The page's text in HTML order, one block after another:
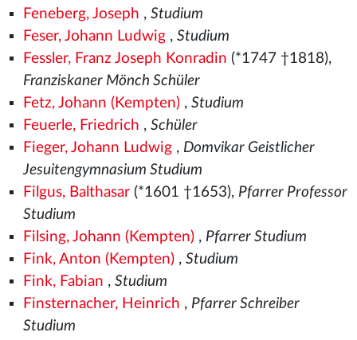
Feneberg, Joseph , Studium
Feser, Johann Ludwig, Studium
Fessler, Franz Joseph Konradin (*1747 †1818),
Franziskaner Mönch Schüler
Fetz, Johann (Kempten), Studium
Feuerle, Friedrich , Schüler
Fieger, Johann Ludwig, Domvikar Geistlicher
Jesuitengymnasium Studium
Filgus, Balthasar(*1601 †1653), Pfarrer Professor
Studium
Filsing, Johann (Kempten), Pfarrer Studium
Fink, Anton (Kempten), Studium
Fink, Fabian , Studium
Finsternacher, Heinrich , Pfarrer Schreiber
Studium